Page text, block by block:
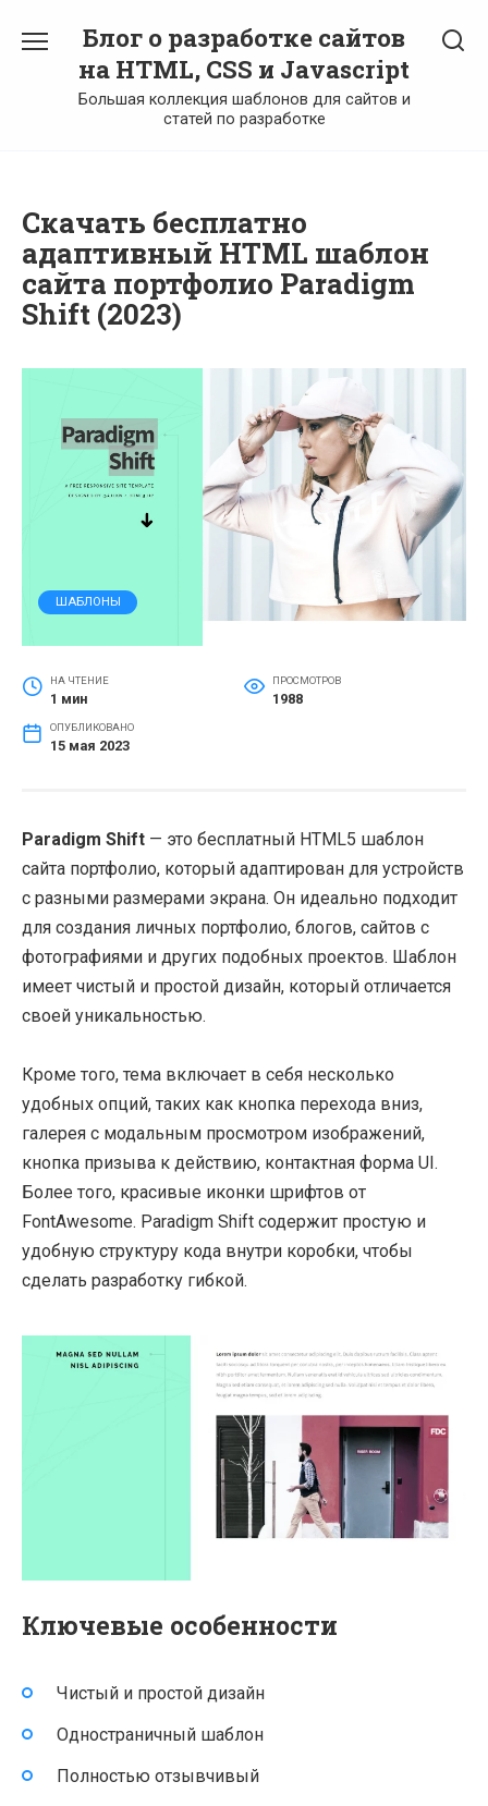
содержанию
Блог о разработке сайтов
на HTML, CSS и Javascript
Большая коллекция шаблонов для сайтов и
статей по разработке
Скачать бесплатно
адаптивный HTML шаблон
сайта портфолио Paradigm
Shift (2023)
ШАБЛОНЫ
НА ЧТЕНИЕ
1 мин
ПРОСМОТРОВ
1988
ОПУБЛИКОВАНО
15 мая 2023
Paradigm Shift — это бесплатный HTML5 шаблон
сайта портфолио, который адаптирован для устройств
с разными размерами экрана. Он идеально подходит
для создания личных портфолио, блогов, сайтов с
фотографиями и других подобных проектов. Шаблон
имеет чистый и простой дизайн, который отличается
своей уникальностью.
Кроме того, тема включает в себя несколько
удобных опций, таких как кнопка перехода вниз,
галерея с модальным просмотром изображений,
кнопка призыва к действию, контактная форма UI.
Более того, красивые иконки шрифтов от
FontAwesome. Paradigm Shift содержит простую и
удобную структуру кода внутри коробки, чтобы
сделать разработку гибкой.
Ключевые особенности
Чистый и простой дизайн
Одностраничный шаблон
Полностью отзывчивый